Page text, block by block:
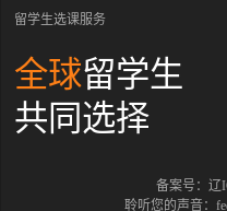
留学生选课服务
全球留学生
共同选择
备案号：辽
聆听您的声音：